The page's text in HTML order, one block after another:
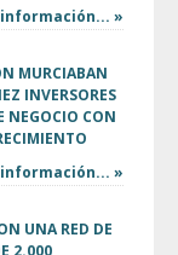
»
MURCIABAN
INVERSORES
NEGOCIO CON
»
UNA RED DE
2.000